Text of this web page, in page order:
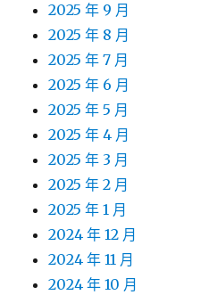
2025 年 9 月
2025 年 8 月
2025 年 7 月
2025 年 6 月
2025 年 5 月
2025 年 4 月
2025 年 3 月
2025 年 2 月
2025 年 1 月
2024 年 12 月
2024 年 11 月
2024 年 10 月